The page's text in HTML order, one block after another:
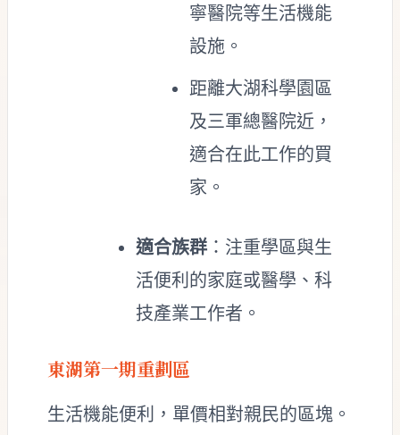
寧醫院等生活機能
設施。
距離大湖科學園區
及三軍總醫院近，
適合在此工作的買
家。
適合族群 ：注重學區與生
活便利的家庭或醫學、科
技產業工作者。
東湖第一期重劃區
生活機能便利，單價相對親民的區塊。